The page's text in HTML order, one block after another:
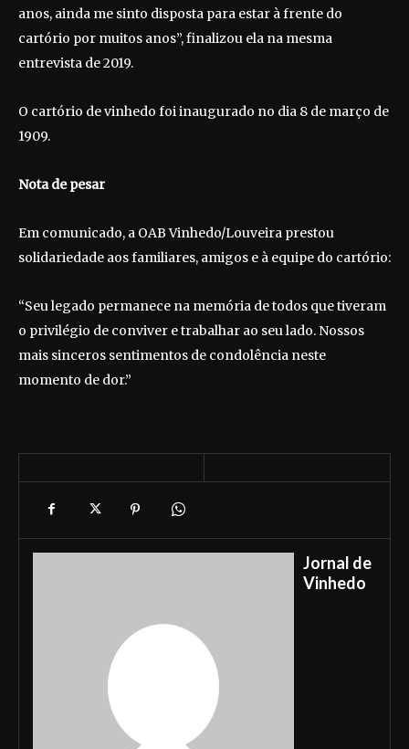
anos, ainda me sinto disposta para estar à frente do
cartório por muitos anos”, finalizou ela na mesma
entrevista de 2019.
O cartório de vinhedo foi inaugurado no dia 8 de março de
1909.
Nota de pesar
Em comunicado, a OAB Vinhedo/Louveira prestou
solidariedade aos familiares, amigos e à equipe do cartório:
“Seu legado permanece na memória de todos que tiveram
o privilégio de conviver e trabalhar ao seu lado. Nossos
mais sinceros sentimentos de condolência neste
momento de dor.”
Jornal de
Vinhedo